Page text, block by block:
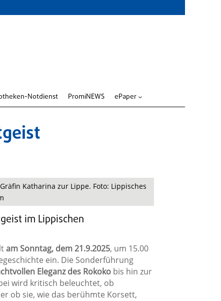
Notdienst PromiNEWS ePaper 3
Katharina zur Lippe. Foto: Lippisches
im Lippischen
am Sonntag, dem 21.9.2025, um 15.00
ein. Die Sonderführung
Eleganz des Rokokobis hin zur
wird kritisch beleuchtet, ob
ob sie, wie das berühmte Korsett,